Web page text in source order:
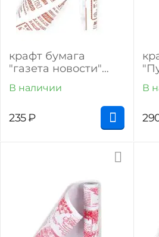
крафт бумага
"газета новости"
(коричневый на
белом)
В наличии
235₽
В